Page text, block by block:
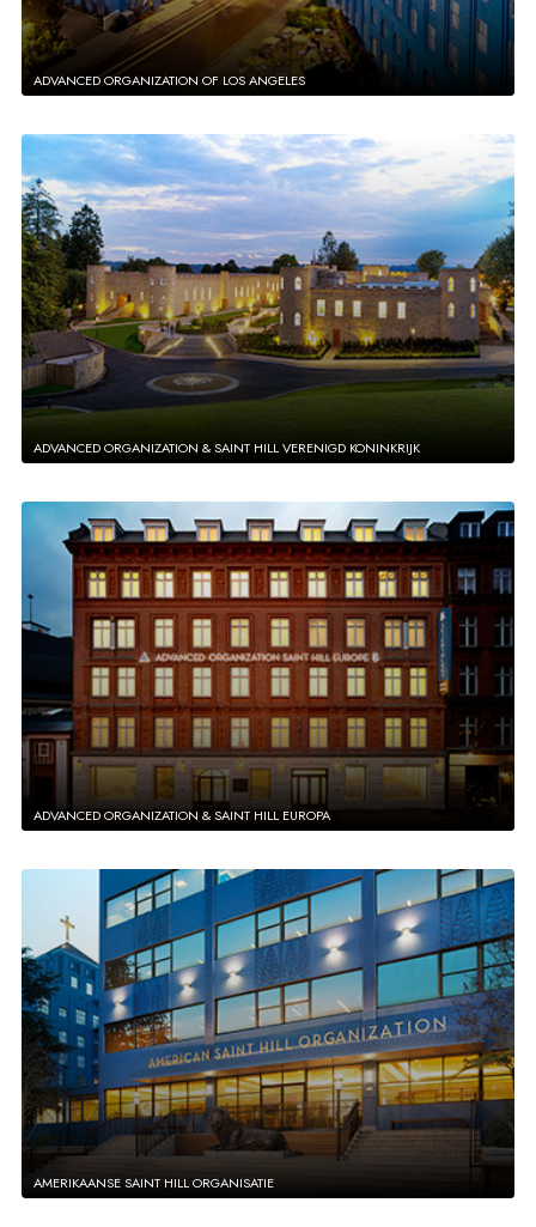
ADVANCED ORGANIZATION OF LOS ANGELES
ADVANCED ORGANIZATION & SAINT HILL VERENIGD KONINKRIJK
ADVANCED ORGANIZATION & SAINT HILL EUROPA
AMERIKAANSE SAINT HILL ORGANISATIE